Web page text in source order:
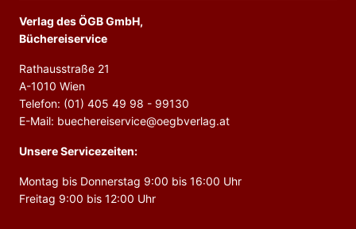
Verlag des ÖGB GmbH,
Büchereiservice
Rathausstraße 21
A-1010 Wien
Telefon: (01) 405 49 98 - 99130
E-Mail: buechereiservice@oegbverlag.at
Unsere Servicezeiten:
Montag bis Donnerstag 9:00 bis 16:00 Uhr
Freitag 9:00 bis 12:00 Uhr